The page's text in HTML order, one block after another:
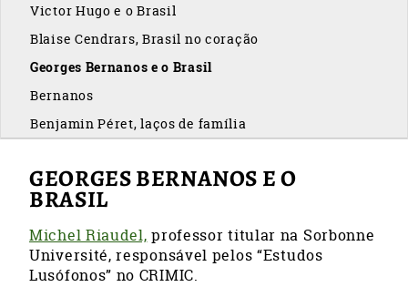
Victor Hugo e o Brasil
Blaise Cendrars, Brasil no coração
Georges Bernanos e o Brasil
Bernanos
Benjamin Péret, laços de família
GEORGES BERNANOS E O
BRASIL
Michel Riaudel, professor titular na Sorbonne
Université, responsável pelos “Estudos
Lusófonos” no CRIMIC.